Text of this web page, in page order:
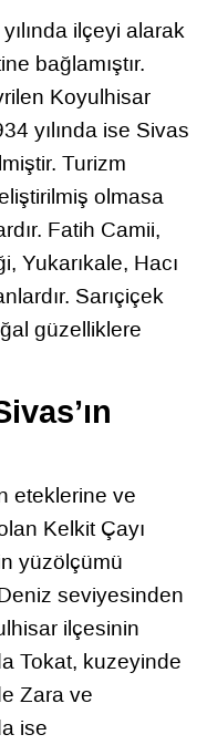
ilçeyi alarak
bağlamıştır.
Koyulhisar
yılında ise Sivas
Turizm
olmasa
Fatih Camii,
Yukarıkale, Hacı
Sarıçiçek
güzelliklere
eteklerine ve
Kelkit Çayı
yüzölçümü
seviyesinden
ilçesinin
Tokat, kuzeyinde
Zara ve
ise